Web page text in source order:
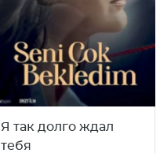
Я так долго ждал
тебя